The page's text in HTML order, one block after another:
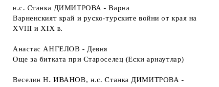
н.с. Станка ДИМИТРОВА - Варна
Варненският край и руско-турските войни от края на
XVIII и XIX в.
Анастас АНГЕЛОВ - Девня
Още за битката при Староселец (Ески арнаутлар)
Веселин Н. ИВАНОВ, н.с. Станка ДИМИТРОВА -